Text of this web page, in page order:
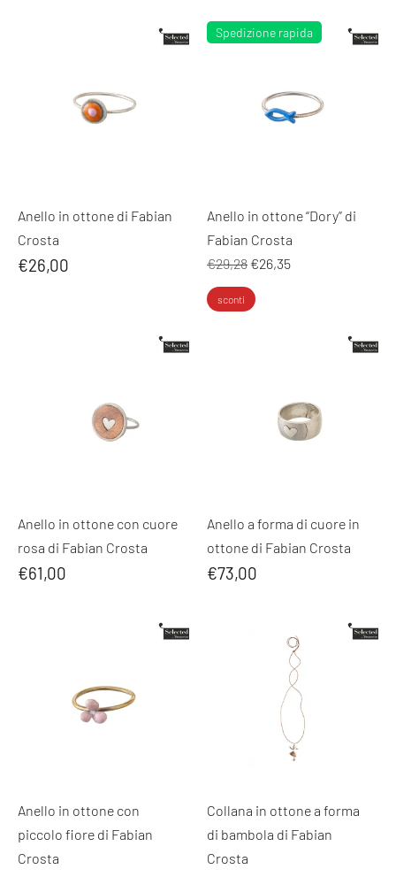
Anello in ottone di Fabian
Crosta
€26,00
Spedizione rapida
Anello in ottone “Dory” di
Fabian Crosta
Prezzo
normale
€29,28 €26,35
sconti
Anello in ottone con cuore
rosa di Fabian Crosta
€61,00
Anello a forma di cuore in
ottone di Fabian Crosta
€73,00
Anello in ottone con
piccolo fiore di Fabian
Crosta
Collana in ottone a forma
di bambola di Fabian
Crosta